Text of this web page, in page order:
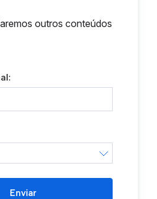
outros conteúdos
Enviar